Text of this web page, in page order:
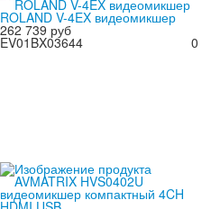
ROLAND V-4EX видеомикшер
262 739 руб
0
EV01BX03644